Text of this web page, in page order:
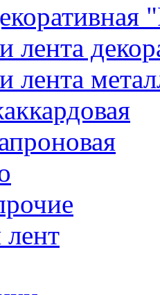
лента
лента